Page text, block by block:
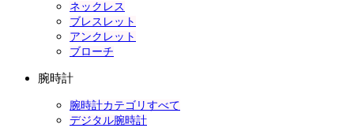
ネックレス
ブレスレット
アンクレット
ブローチ
腕時計
腕時計カテゴリすべて
デジタル腕時計